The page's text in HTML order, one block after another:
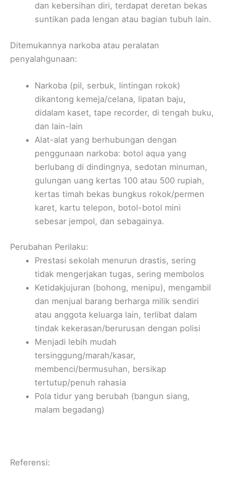
dan kebersihan diri, terdapat deretan bekas
suntikan pada lengan atau bagian tubuh lain.
Ditemukannya narkoba atau peralatan
penyalahgunaan:
Narkoba (pil, serbuk, lintingan rokok)
dikantong kemeja/celana, lipatan baju,
didalam kaset, tape recorder, di tengah buku,
dan lain-lain
Alat-alat yang berhubungan dengan
penggunaan narkoba: botol aqua yang
berlubang di dindingnya, sedotan minuman,
gulungan uang kertas 100 atau 500 rupiah,
kertas timah bekas bungkus rokok/permen
karet, kartu telepon, botol-botol mini
sebesar jempol, dan sebagainya.
Perubahan Perilaku:
Prestasi sekolah menurun drastis, sering
tidak mengerjakan tugas, sering membolos
Ketidakjujuran (bohong, menipu), mengambil
dan menjual barang berharga milik sendiri
atau anggota keluarga lain, terlibat dalam
tindak kekerasan/berurusan dengan polisi
Menjadi lebih mudah
tersinggung/marah/kasar,
membenci/bermusuhan, bersikap
tertutup/penuh rahasia
Pola tidur yang berubah (bangun siang,
malam begadang)
Referensi: